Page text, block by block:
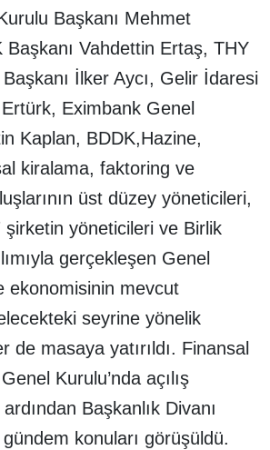
Başkanı Mehmet
Başkanı Vahdettin Ertaş, THY
İlker Aycı, Gelir İdaresi
Eximbank Genel
Kaplan, BDDK,Hazine,
kiralama, faktoring ve
üst düzey yöneticileri,
şirketin yöneticileri ve Birlik
gerçekleşen Genel
ekonomisinin mevcut
seyrine yönelik
de masaya yatırıldı. Finansal
Kurulu’nda açılış
Başkanlık Divanı
konuları görüşüldü.